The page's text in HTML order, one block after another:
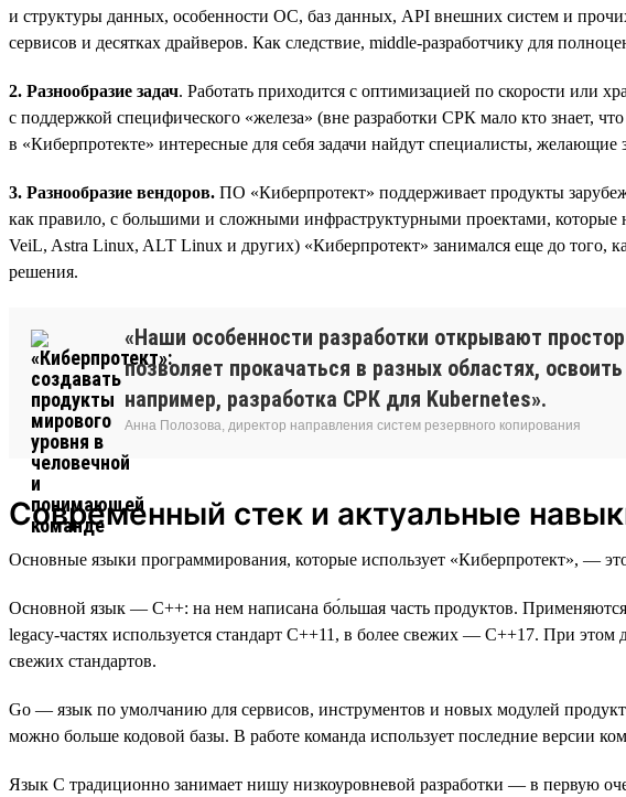
и структуры данных, особенности ОС, баз данных, API внешних систем и
сервисов и десятках драйверов. Как следствие, middle-разработчику для
2. Разнообразие задач. Работать приходится с оптимизацией по скорости или
с поддержкой специфического «железа» (вне разработки СРК мало кто знает,
в «Киберпротекте» интересные для себя задачи найдут специалисты,
3. Разнообразие вендоров. ПО «Киберпротект» поддерживает продукты
как правило, с большими и сложными инфраструктурными проектами, которые
VeiL, Astra Linux, ALT Linux и других) «Киберпротект» занимался еще до того,
решения.
«Наши особенности разработки открывают
позволяет прокачаться в разных областях,
например, разработка СРК для Kubernetes».
Анна Полозова, директор направления систем резервного копирования
Современный стек и актуальные
Основные языки программирования, которые использует «Киберпротект», —
Основной язык — C++: на нем написана бо́льшая часть продуктов.
legacy-частях используется стандарт C++11, в более свежих — С++17. При
свежих стандартов.
Go — язык по умолчанию для сервисов, инструментов и новых модулей
можно больше кодовой базы. В работе команда использует последние версии
Язык C традиционно занимает нишу низкоуровневой разработки — в первую